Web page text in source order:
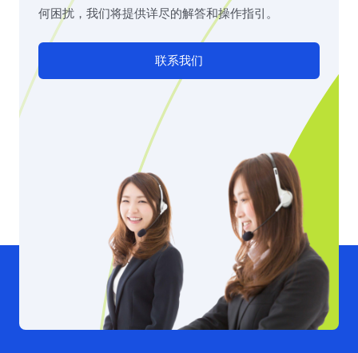
何困扰，我们将提供详尽的解答和操作指引。
联系我们